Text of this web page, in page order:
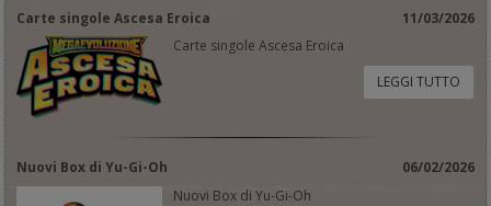
Carte singole Ascesa Eroica
11/03/2026
Carte singole Ascesa Eroica
LEGGI TUTTO
Nuovi Box di Yu-Gi-Oh
06/02/2026
Nuovi Box di Yu-Gi-Oh